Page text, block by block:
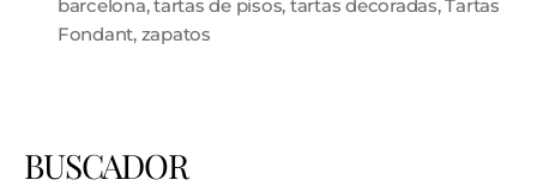
barcelona,tartas de pisos, tartas decoradas,Tartas
Fondant, zapatos
BUSCADOR